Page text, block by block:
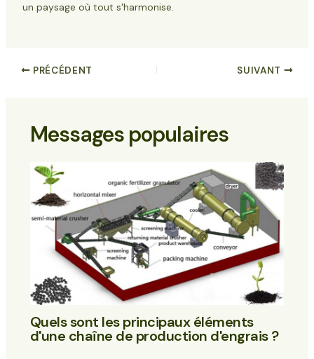
un paysage où tout s'harmonise.
PRÉCÉDENT SUIVANT
Messages populaires
Quels sont les principaux éléments
d'une chaîne de production d'engrais ?